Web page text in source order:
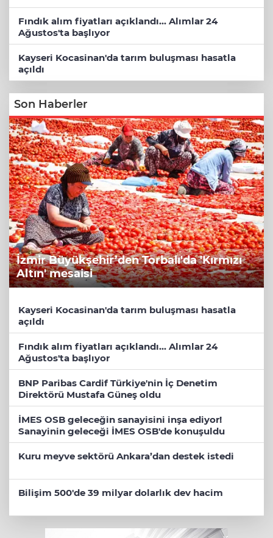
Fındık alım fiyatları açıklandı... Alımlar 24
Ağustos'ta başlıyor
Kayseri Kocasinan'da tarım buluşması hasatla
açıldı
Son Haberler
İzmir Büyükşehir’den Torbalı'da 'Kırmızı
Altın' mesaisi
Kayseri Kocasinan'da tarım buluşması hasatla
açıldı
Fındık alım fiyatları açıklandı... Alımlar 24
Ağustos'ta başlıyor
BNP Paribas Cardif Türkiye'nin İç Denetim
Direktörü Mustafa Güneş oldu
İMES OSB geleceğin sanayisini inşa ediyor!
Sanayinin geleceği İMES OSB'de konuşuldu
Kuru meyve sektörü Ankara’dan destek istedi
Bilişim 500'de 39 milyar dolarlık dev hacim